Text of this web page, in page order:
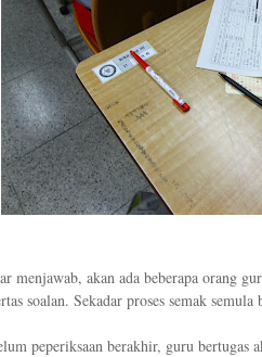
menjawab, akan ada beberapa orang
soalan. Sekadar proses semak
peperiksaan berakhir, guru bertugas